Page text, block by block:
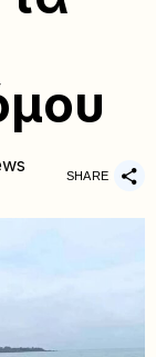
SHARE